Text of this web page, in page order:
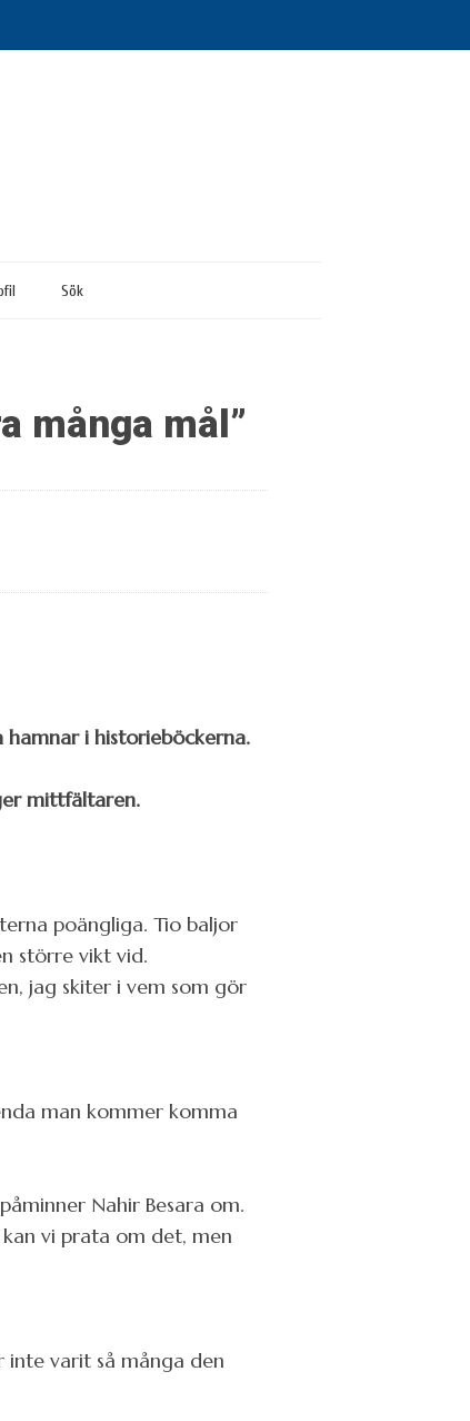
Sök
många mål”
i historieböckerna.
mittfältaren.
poängliga. Tio baljor
större vikt vid.
jag skiter i vem som gör
man kommer komma
Nahir Besara om.
vi prata om det, men
inte varit så många den